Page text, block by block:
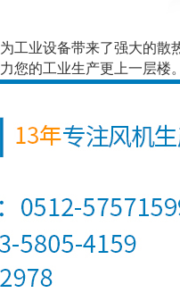
业设备带来了强大的散
您的工业生产更上一层楼。